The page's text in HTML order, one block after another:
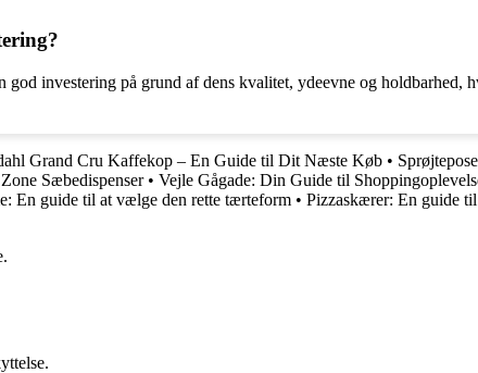
god investering på grund af dens kvalitet, ydeevne og
Grand Cru Kaffekop – En Guide til Dit Næste Køb •
Sæbedispenser• Vejle Gågade: Din Guide til
En guide til at vælge den rette tærteform • Pizzaskærer: En guide